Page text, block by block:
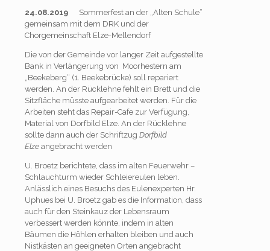
24.08.2019 Sommerfest an der „Alten Schule“
gemeinsam mit dem DRK und der
Chorgemeinschaft Elze-Mellendorf
Die von der Gemeinde vor langer Zeit aufgestellte
Bank in Verlängerung von Moorhestern am
„Beekeberg“ (1. Beekebrücke) soll repariert
werden. An der Rücklehne fehlt ein Brett und die
Sitzfläche müsste aufgearbeitet werden. Für die
Arbeiten steht das Repair-Cafe zur Verfügung,
Material von Dorfbild Elze. An der Rücklehne
sollte dann auch der Schriftzug Dorfbild
Elze angebracht werden
U. Broetz berichtete, dass im alten Feuerwehr –
Schlauchturm wieder Schleiereulen leben.
Anlässlich eines Besuchs des Eulenexperten Hr.
Uphues bei U. Broetz gab es die Information, dass
auch für den Steinkauz der Lebensraum
verbessert werden könnte, indem in alten
Bäumen die Höhlen erhalten bleiben und auch
Nistkästen an geeigneten Orten angebracht